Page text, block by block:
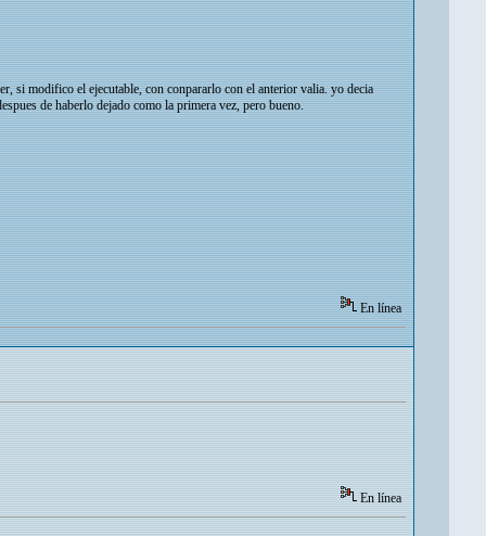
si modifico el ejecutable, con conpararlo con el anterior valia. yo decia
de haberlo dejado como la primera vez, pero bueno.
En línea
En línea